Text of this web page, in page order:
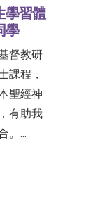
學習體
學
督教研
課程，
聖經神
有助我
。…